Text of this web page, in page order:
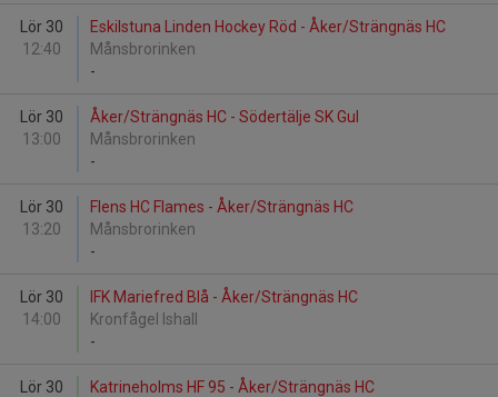
Lör 30
12:40
Eskilstuna Linden Hockey Röd - Åker/Strängnäs HC
Månsbrorinken
-
Lör 30
13:00
Åker/Strängnäs HC - Södertälje SK Gul
Månsbrorinken
-
Lör 30
13:20
Flens HC Flames - Åker/Strängnäs HC
Månsbrorinken
-
Lör 30
14:00
IFK Mariefred Blå - Åker/Strängnäs HC
Kronfågel Ishall
-
Lör 30
Katrineholms HF 95 - Åker/Strängnäs HC